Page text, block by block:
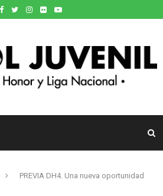
PREVIA DH4. Una nueva oportunidad